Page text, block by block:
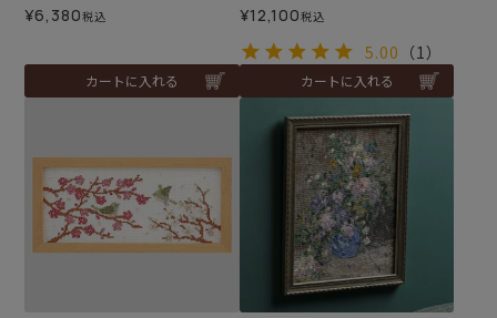
¥6,380税込
カートに入れる
¥12,100税込
5.00 （1）
カートに入れる